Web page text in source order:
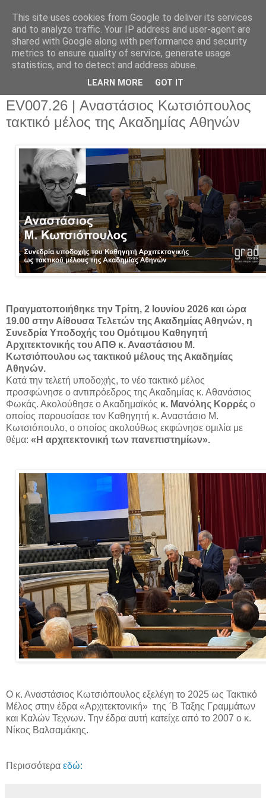
EV007.26 | Αναστάσιος Κωτσιόπουλος
τακτικό μέλος της Ακαδημίας Αθηνών
Πραγματοποιήθηκε την Τρίτη, 2 Ιουνίου 2026 και ώρα
19.00 στην Αίθουσα Τελετών της Ακαδημίας Αθηνών, η
Συνεδρία Υποδοχής του Ομότιμου Καθηγητή
Αρχιτεκτονικής του ΑΠΘ κ. Αναστάσιου Μ.
Κωτσιόπουλου ως τακτικού μέλους της Ακαδημίας
Αθηνών.
Κατά την τελετή υποδοχής, το νέο τακτικό μέλος
προσφώνησε ο αντιπρόεδρος της Ακαδημίας κ. Αθανάσιος
Φωκάς. Ακολούθησε ο Ακαδημαϊκός κ. Μανόλης Κορρές ο
οποίος παρουσίασε τον Καθηγητή κ. Αναστάσιο Μ.
Κωτσιόπουλο, ο οποίος ακολούθως εκφώνησε ομιλία με
θέμα: «Η αρχιτεκτονική των πανεπιστημίων».
Ο κ. Αναστάσιος Κωτσιόπουλος εξελέγη το 2025 ως Τακτικό
Μέλος στην έδρα «Αρχιτεκτονική» της ΄Β Ταξης Γραμμάτων
και Καλών Τεχνων. Την έδρα αυτή κατείχε από το 2007 ο κ.
Νίκος Βαλσαμάκης.
Περισσότερα εδώ:
This site uses cookies from Google to deliver its services
and to analyze traffic. Your IP address and user-agent are
shared with Google along with performance and security
metrics to ensure quality of service, generate usage
statistics, and to detect and address abuse.
LEARN MORE GOT IT